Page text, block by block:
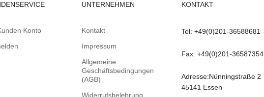
Konto
UNTERNEHMEN
Kontakt
Impressum
Allgemeine
Geschäftsbedingungen
(AGB)
Widerrufsbelehrung
KONTAKT
Tel: +49(0)201-36588681
Fax: +49(0)201-36587354
Adresse:Nünningstraße 2
45141 Essen